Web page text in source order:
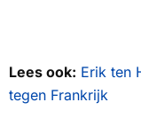
Lees ook: Erik ten
tegen Frankrijk